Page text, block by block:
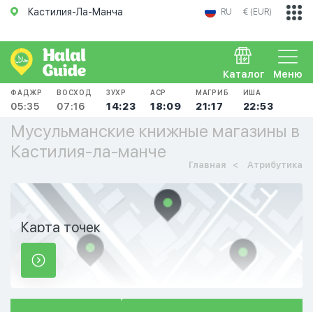
Кастилия-Ла-Манча RU € (EUR)
Меню
Каталог
ФАДЖР
05:35
ВОСХОД
07:16
ЗУХР
14:23
АСР
18:09
МАГРИБ
21:17
ИША
22:53
Мусульманские книжные магазины в
Кастилия-ла-манче
Главная Атрибутика
Карта точек